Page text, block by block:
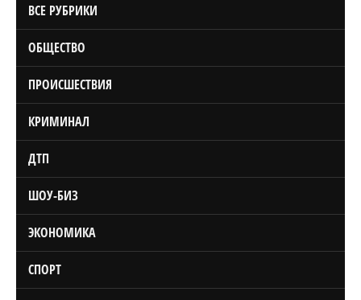
ВСЕ РУБРИКИ
ОБЩЕСТВО
ПРОИСШЕСТВИЯ
КРИМИНАЛ
ДТП
ШОУ-БИЗ
ЭКОНОМИКА
СПОРТ